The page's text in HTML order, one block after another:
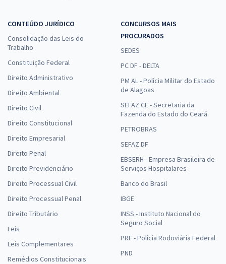
CONTEÚDO JURÍDICO
Consolidação das Leis do
Trabalho
Constituição Federal
Direito Administrativo
Direito Ambiental
Direito Civil
Direito Constitucional
Direito Empresarial
Direito Penal
Direito Previdenciário
Direito Processual Civil
Direito Processual Penal
Direito Tributário
Leis
Leis Complementares
Remédios Constitucionais
CONCURSOS MAIS
PROCURADOS
SEDES
PC DF - DELTA
PM AL - Polícia Militar do Estado
de Alagoas
SEFAZ CE - Secretaria da
Fazenda do Estado do Ceará
PETROBRAS
SEFAZ DF
EBSERH - Empresa Brasileira de
Serviços Hospitalares
Banco do Brasil
IBGE
INSS - Instituto Nacional do
Seguro Social
PRF - Polícia Rodoviária Federal
PND